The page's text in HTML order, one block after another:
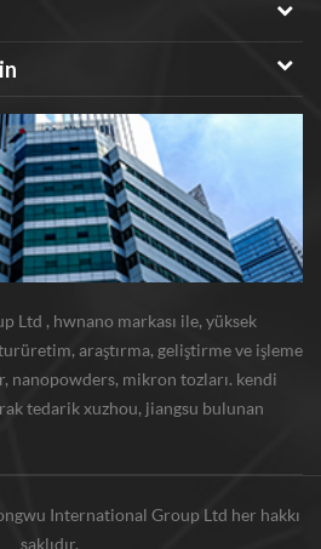
Ltd , hwnano markası ile, yüksek
araştırma, geliştirme ve işleme
nanopowders, mikron tozları. kendi
tedarik xuzhou, jiangsu bulunan
International Group Ltd her hakkı
saklıdır.